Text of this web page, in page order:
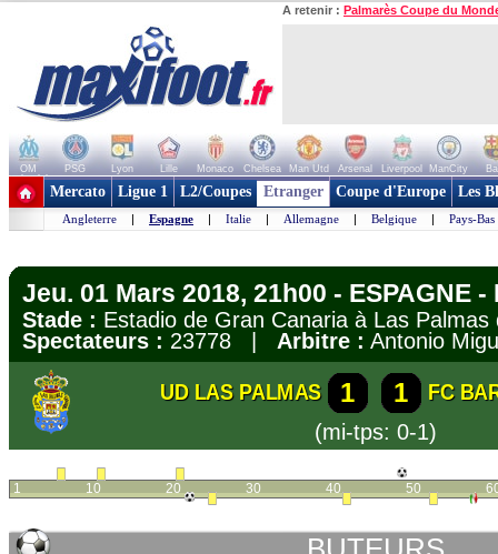
A retenir : Palmarès Coupe du
OM PSG Lyon Lille Monaco Chelsea Man Utd Arsenal Liverpool ManCity
+ de clubs
Mercato Ligue 1 L2/Coupes Etranger Coupe d'Europe Les
Angleterre | Espagne | Italie | Allemagne | Belgique | Pays-Bas
Jeu. 01 Mars 2018, 21h00 - ESPAGNE
Stade : Estadio de Gran Canaria à Las
Spectateurs : 23778 | Arbitre : Antonio
UD LAS PALMAS 1 1
FC
(mi-tps: 0-1)
1 10 20 30 40 50